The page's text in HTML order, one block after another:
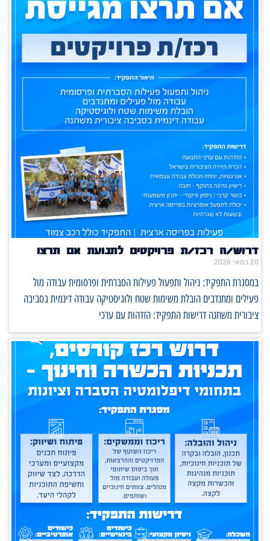
דרוש/ה רכז/ת פרויקטים לתנועת אם תרצו
20 במאי 2026
במסגרת התפקיד: ניהול ותפעול פעילות הסברתית ופרסומית עבודה מול
פעילים ומתנדבים הובלת משימות שטח ולוגיסטיקה עבודה דינמית בסביבה
ציבורית משתנה דרישות התפקיד: הזדהות עם ערכי